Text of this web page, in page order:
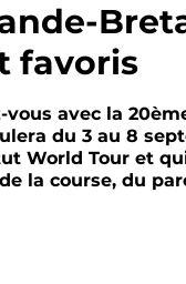
équipes Top 10
/ Tour d'Espagne
favoris
5.
vous avec la
du 3 au 8
World Tour et
la course, du